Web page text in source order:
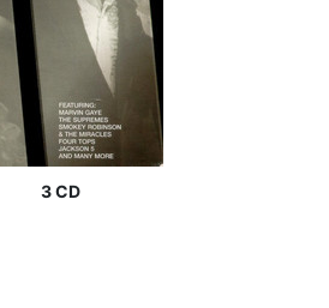
3 CD